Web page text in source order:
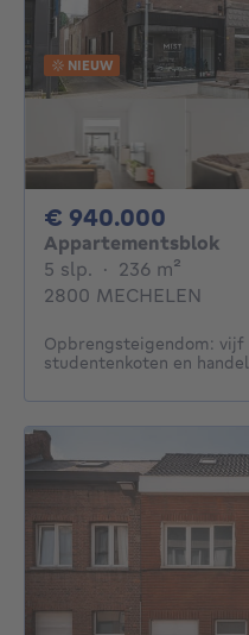
NIEUW
€ 940.000
Appartementsblok
5 slp. 5 slaapkamers
· 236 m²
2800 MECHELEN
Opbrengsteigendom: vijf
studentenkoten en